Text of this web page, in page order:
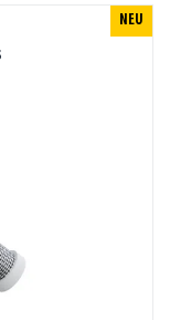
NEU